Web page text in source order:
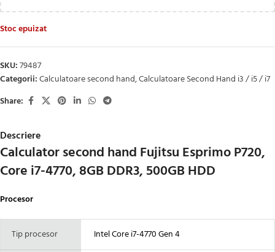
Stoc epuizat
SKU:79487
Categorii:Calculatoare second hand,Calculatoare Second Hand i3 / i5 / i7
Share:
Descriere
Calculator second hand Fujitsu Esprimo P720,
Core i7-4770, 8GB DDR3, 500GB HDD
Procesor
Tip procesor Intel Core i7-4770 Gen 4